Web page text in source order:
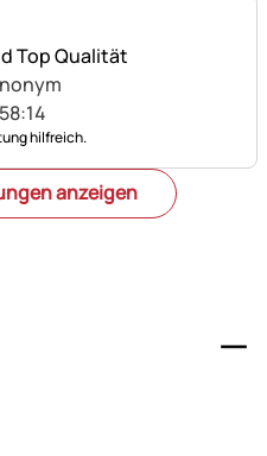
Top Qualität
hilfreich.
anzeigen